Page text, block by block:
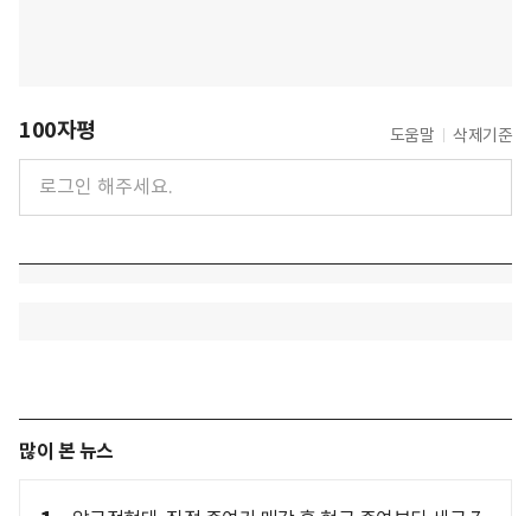
100자평 도움말 삭제기준
많이 본 뉴스